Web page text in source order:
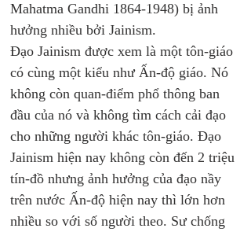
Mahatma Gandhi 1864-1948) bị ảnh
hưởng nhiều bởi Jainism.
Đạo Jainism được xem là một tôn-giáo
có cùng một kiểu như Ấn-độ giáo. Nó
không còn quan-điểm phổ thông ban
đầu của nó và không tìm cách cải đạo
cho những người khác tôn-giáo. Đạo
Jainism hiện nay không còn đến 2 triệu
tín-đồ nhưng ảnh hưởng của đạo nầy
trên nước Ấn-độ hiện nay thì lớn hơn
nhiều so với số người theo. Sư chống